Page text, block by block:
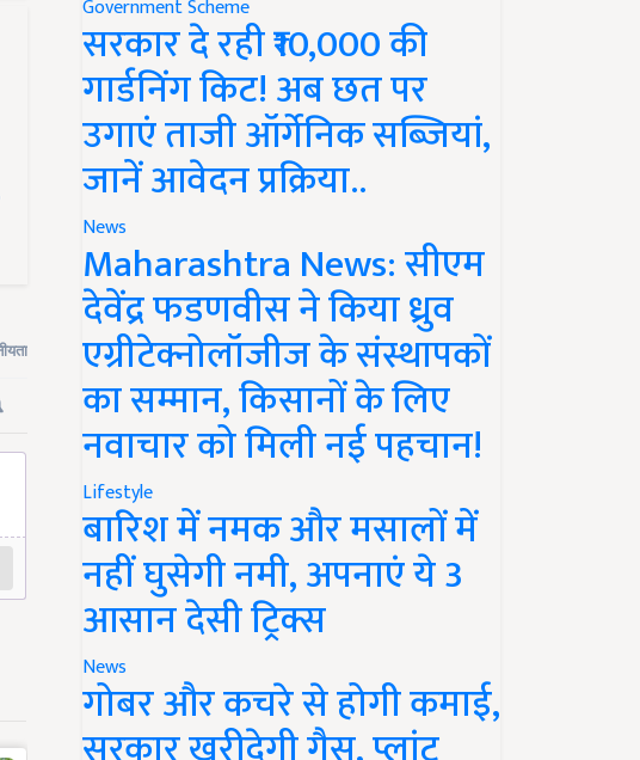
Government Scheme
सरकार दे रही ₹10,000 की
गार्डनिंग किट! अब छत पर
उगाएं ताजी ऑर्गेनिक सब्जियां,
जानें आवेदन प्रक्रिया..
News
Maharashtra News: सीएम
देवेंद्र फडणवीस ने किया ध्रुव
एग्रीटेक्नोलॉजीज के संस्थापकों
का सम्मान, किसानों के लिए
नवाचार को मिली नई पहचान!
Lifestyle
बारिश में नमक और मसालों में
नहीं घुसेगी नमी, अपनाएं ये 3
आसान देसी ट्रिक्स
News
गोबर और कचरे से होगी कमाई,